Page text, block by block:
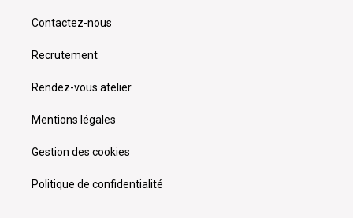
Contactez-nous
Recrutement
Rendez-vous atelier
Mentions légales
Gestion des cookies
Politique de confidentialité